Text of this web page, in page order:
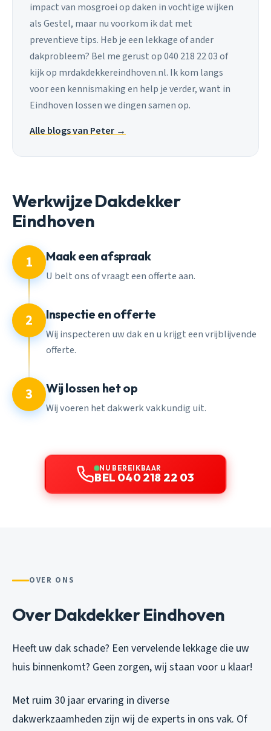
impact van mosgroei op daken in vochtige wijken
als Gestel, maar nu voorkom ik dat met
preventieve tips. Heb je een lekkage of ander
dakprobleem? Bel me gerust op 040 218 22 03 of
kijk op mrdakdekkereindhoven.nl. Ik kom langs
voor een kennismaking en help je verder, want in
Eindhoven lossen we dingen samen op.
Alle blogs van Peter →
Werkwijze Dakdekker
Eindhoven
1 Maak een afspraak
U belt ons of vraagt een offerte aan.
2 Inspectie en offerte
Wij inspecteren uw dak en u krijgt een vrijblijvende
offerte.
3 Wij lossen het op
Wij voeren het dakwerk vakkundig uit.
NU BEREIKBAAR
BEL 040 218 22 03
OVER ONS
Over Dakdekker Eindhoven
Heeft uw dak schade? Een vervelende lekkage die uw
huis binnenkomt? Geen zorgen, wij staan voor u klaar!
Met ruim 30 jaar ervaring in diverse
dakwerkzaamheden zijn wij de experts in ons vak. Of